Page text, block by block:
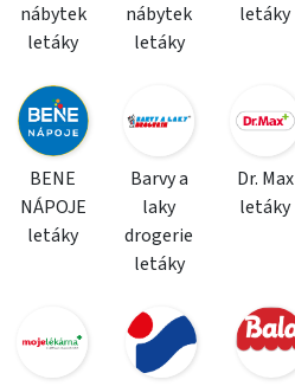
nábytek
letáky
nábytek
letáky
letáky
BENE
NÁPOJE
letáky
Barvy a
laky
drogerie
letáky
Dr. Max
letáky